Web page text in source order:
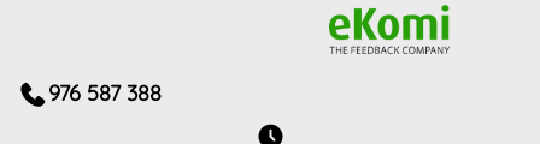
976 587 388